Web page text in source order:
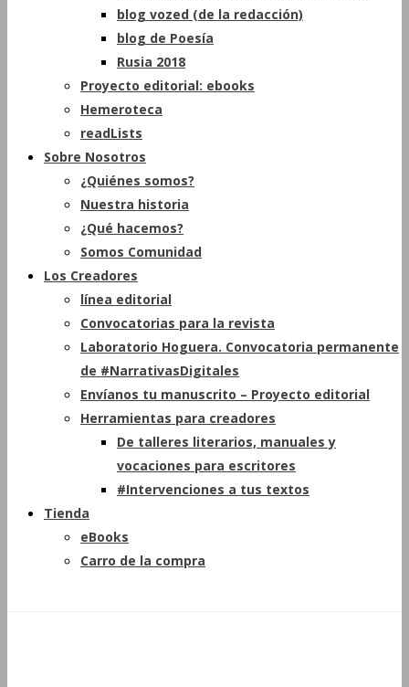
blog vozed (de la redacción)
blog de Poesía
Rusia 2018
Proyecto editorial: ebooks
Hemeroteca
readLists
Sobre Nosotros
¿Quiénes somos?
Nuestra historia
¿Qué hacemos?
Somos Comunidad
Los Creadores
línea editorial
Convocatorias para la revista
Laboratorio Hoguera. Convocatoria permanente
de #NarrativasDigitales
Envíanos tu manuscrito – Proyecto editorial
Herramientas para creadores
De talleres literarios, manuales y
vocaciones para escritores
#Intervenciones a tus textos
Tienda
eBooks
Carro de la compra